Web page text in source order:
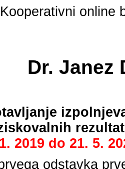
online
Dr. Janez
2019 do 21. 5.
odstavka